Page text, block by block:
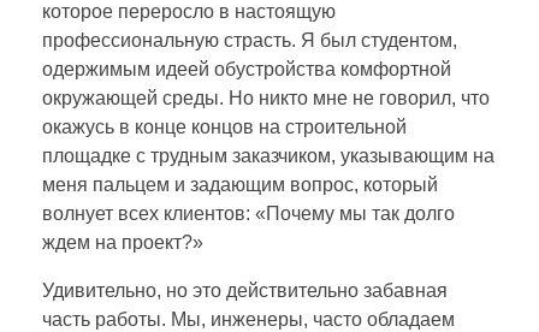
которое переросло в настоящую
профессиональную страсть. Я был студентом,
одержимым идеей обустройства комфортной
окружающей среды. Но никто мне не говорил, что
окажусь в конце концов на строительной
площадке с трудным заказчиком, указывающим на
меня пальцем и задающим вопрос, который
волнует всех клиентов: «Почему мы так долго
ждем на проект?»
Удивительно, но это действительно забавная
часть работы. Мы, инженеры, часто обладаем